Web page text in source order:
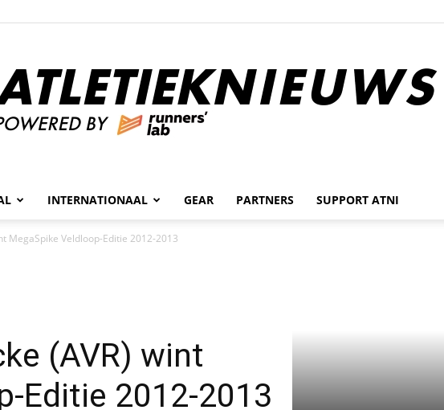
Atletieknieuws
INTERNATIONAAL GEAR PARTNERS SUPPORT ATNI
MegaSpike Veldloop-Editie 2012-2013
(AVR) wint
Editie 2012-2013